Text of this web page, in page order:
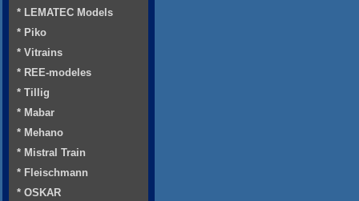
* LEMATEC Models
* Piko
* Vitrains
* REE-modeles
* Tillig
* Mabar
* Mehano
* Mistral Train
* Fleischmann
* OSKAR